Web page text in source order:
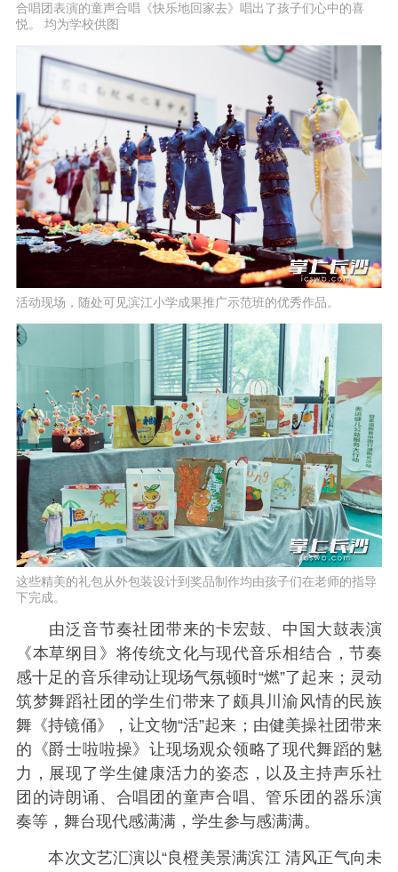
合唱团表演的童声合唱《快乐地回家去》唱出了孩子们心中的喜
悦。 均为学校供图
活动现场，随处可见滨江小学成果推广示范班的优秀作品。
这些精美的礼包从外包装设计到奖品制作均由孩子们在老师的指导
下完成。
由泛音节奏社团带来的卡宏鼓、中国大鼓表演
《本草纲目》将传统文化与现代音乐相结合，节奏
感十足的音乐律动让现场气氛顿时“燃”了起来；灵动
筑梦舞蹈社团的学生们带来了颇具川渝风情的民族
舞《持镜俑》，让文物“活”起来；由健美操社团带来
的《爵士啦啦操》让现场观众领略了现代舞蹈的魅
力，展现了学生健康活力的姿态，以及主持声乐社
团的诗朗诵、合唱团的童声合唱、管乐团的器乐演
奏等，舞台现代感满满，学生参与感满满。
本次文艺汇演以“良橙美景满滨江 清风正气向未